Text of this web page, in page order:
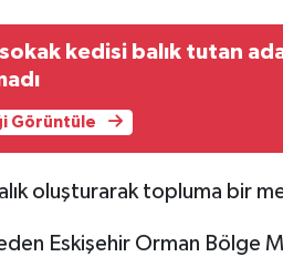
sokak kedisi balık tutan
Görüntüle
oluşturarak topluma bir
eden Eskişehir Orman Bölge